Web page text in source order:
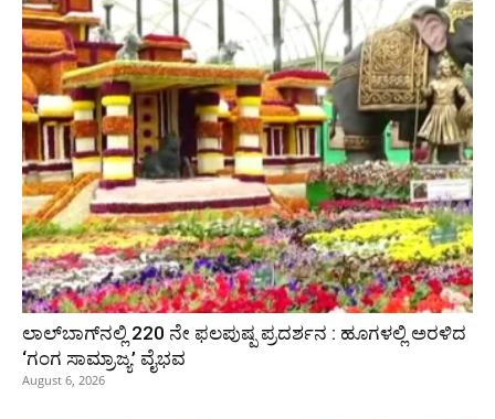
ಲಾಲ್‍ಬಾಗ್‍ನಲ್ಲಿ 220 ನೇ ಫಲಪುಷ್ಪ ಪ್ರದರ್ಶನ : ಹೂಗಳಲ್ಲಿ ಅರಳಿದ
‘ಗಂಗ ಸಾಮ್ರಾಜ್ಯ’ ವೈಭವ
August 6, 2026